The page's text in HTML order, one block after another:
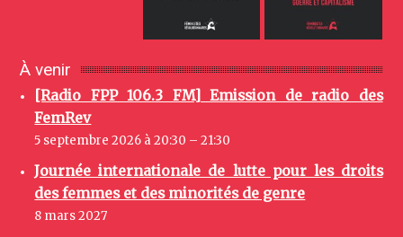
À venir
[Radio FPP 106.3 FM] Emission de radio des
FemRev
5 septembre 2026 à 20:30 – 21:30
Journée internationale de lutte pour les droits
des femmes et des minorités de genre
8 mars 2027